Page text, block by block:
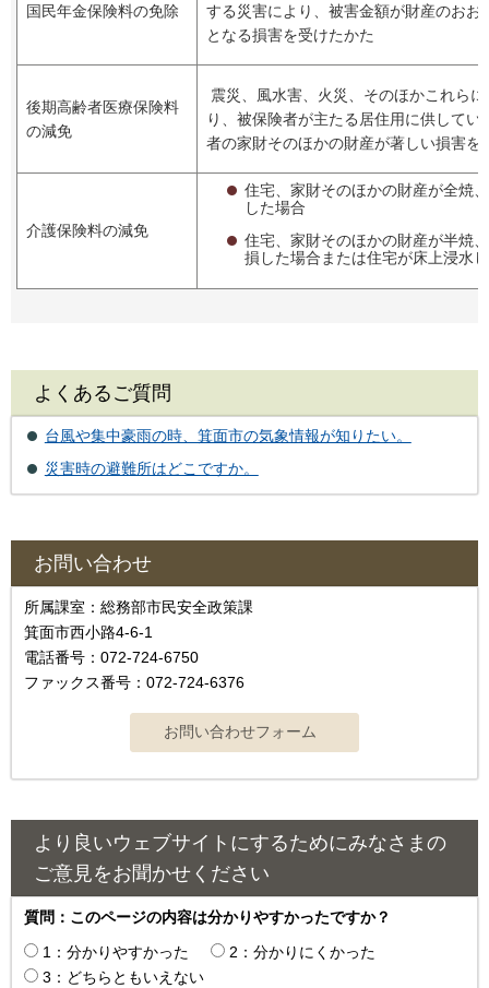
国民年金保険料の免除
する災害により、被害金額が財産のおお
となる損害を受けたかた
後期高齢者医療保険料
の減免
震災、風水害、火災、そのほかこれら
り、被保険者が主たる居住用に供してい
者の家財そのほかの財産が著しい損害を
介護保険料の減免
住宅、家財そのほかの財産が全焼
した場合
住宅、家財そのほかの財産が半焼
損した場合または住宅が床上浸水
よくあるご質問
台風や集中豪雨の時、箕面市の気象情報が知りたい。
災害時の避難所はどこですか。
お問い合わせ
所属課室：総務部市民安全政策課
箕面市西小路4‐6‐1
電話番号：072-724-6750
ファックス番号：072-724-6376
より良いウェブサイトにするためにみなさまの
ご意見をお聞かせください
質問：このページの内容は分かりやすかったですか？
1：分かりやすかった
2：分かりにくかった
3：どちらともいえない